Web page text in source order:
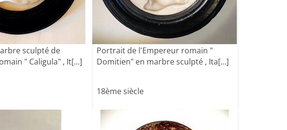
sculpté de
" Caligula" , It[...]
Portrait de l'Empereur romain "
Domitien" en marbre sculpté , Ita[...]
18ème siècle